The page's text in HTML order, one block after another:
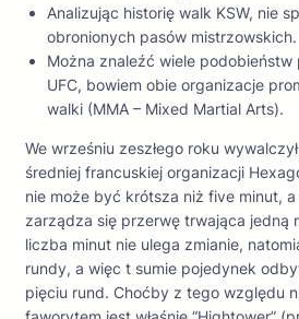
Analizując historię walk KSW, nie
obronionych pasów mistrzowskich.
Można znaleźć wiele podobieństw
UFC, bowiem obie organizacje
walki (MMA – Mixed Martial Arts).
We wrześniu zeszłego roku
średniej francuskiej organizacji
nie może być krótsza niż five minut,
zarządza się przerwę trwająca jedną
liczba minut nie ulega zmianie,
rundy, a więc t sumie pojedynek
pięciu rund. Choćby z tego względu